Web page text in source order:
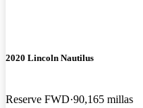
2020 Lincoln Nautilus
Reserve FWD 90,165 millas